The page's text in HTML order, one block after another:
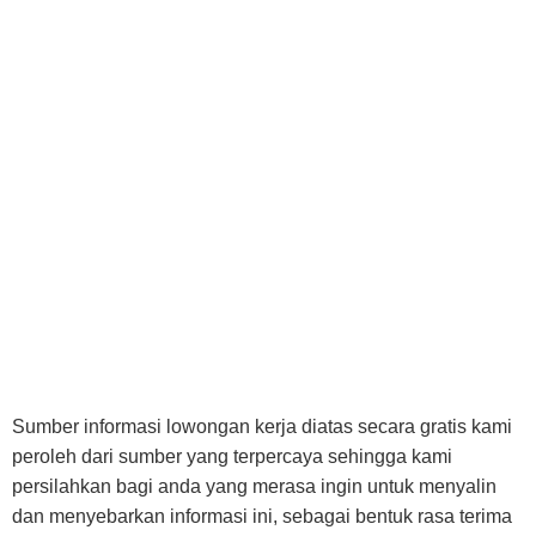
Sumber informasi lowongan kerja diatas secara gratis kami
peroleh dari sumber yang terpercaya sehingga kami
persilahkan bagi anda yang merasa ingin untuk menyalin
dan menyebarkan informasi ini, sebagai bentuk rasa terima